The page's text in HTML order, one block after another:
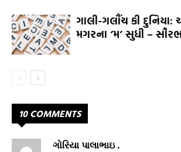
ગાલી-ગલૌંચ કી દુનિયા:
મગરના ‘મ’ સુધી –
10 COMMENTS
ગોરિયા પાલાભાઇ .